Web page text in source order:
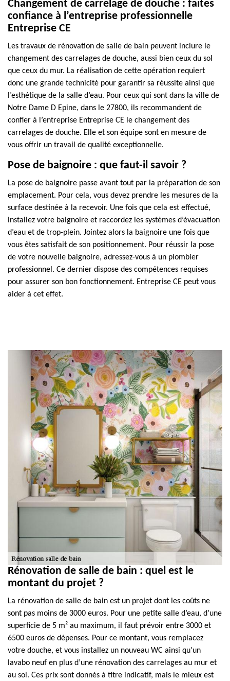
Changement de carrelage de douche : faites
confiance à l’entreprise professionnelle
Entreprise CE
Les travaux de rénovation de salle de bain peuvent inclure le
changement des carrelages de douche, aussi bien ceux du sol
que ceux du mur. La réalisation de cette opération requiert
donc une grande technicité pour garantir sa réussite ainsi que
l’esthétique de la salle d’eau. Pour ceux qui sont dans la ville de
Notre Dame D Epine, dans le 27800, ils recommandent de
confier à l’entreprise Entreprise CE le changement des
carrelages de douche. Elle et son équipe sont en mesure de
vous offrir un travail de qualité exceptionnelle.
Pose de baignoire : que faut-il savoir ?
La pose de baignoire passe avant tout par la préparation de son
emplacement. Pour cela, vous devez prendre les mesures de la
surface destinée à la recevoir. Une fois que cela est effectué,
installez votre baignoire et raccordez les systèmes d’évacuation
d’eau et de trop-plein. Jointez alors la baignoire une fois que
vous êtes satisfait de son positionnement. Pour réussir la pose
de votre nouvelle baignoire, adressez-vous à un plombier
professionnel. Ce dernier dispose des compétences requises
pour assurer son bon fonctionnement. Entreprise CE peut vous
aider à cet effet.
Rénovation de salle de bain : quel est le
montant du projet ?
La rénovation de salle de bain est un projet dont les coûts ne
sont pas moins de 3000 euros. Pour une petite salle d’eau, d’une
superficie de 5 m² au maximum, il faut prévoir entre 3000 et
6500 euros de dépenses. Pour ce montant, vous remplacez
votre douche, et vous installez un nouveau WC ainsi qu’un
lavabo neuf en plus d’une rénovation des carrelages au mur et
au sol. Ces prix sont donnés à titre indicatif, mais le mieux est